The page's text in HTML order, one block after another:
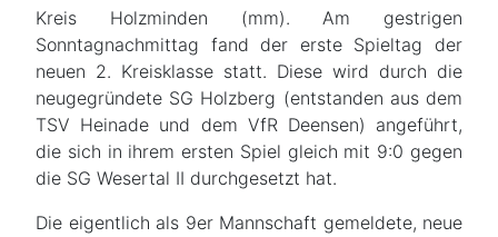
Kreis Holzminden (mm). Am gestrigen
Sonntagnachmittag fand der erste Spieltag der
neuen 2. Kreisklasse statt. Diese wird durch die
neugegründete SG Holzberg (entstanden aus dem
TSV Heinade und dem VfR Deensen) angeführt,
die sich in ihrem ersten Spiel gleich mit 9:0 gegen
die SG Wesertal II durchgesetzt hat.
Die eigentlich als 9er Mannschaft gemeldete, neue